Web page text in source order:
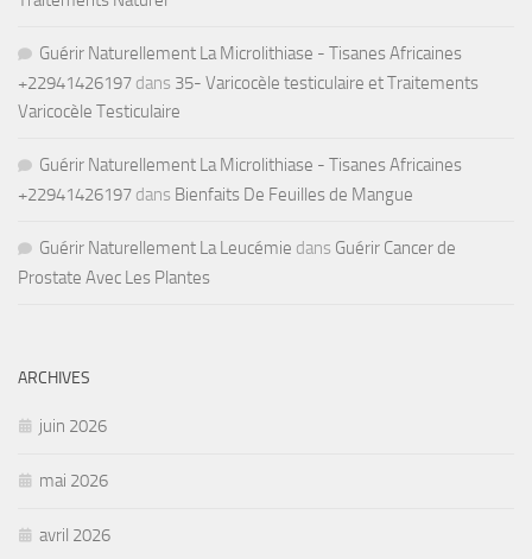
Guérir Naturellement La Microlithiase - Tisanes Africaines
+22941426197 dans 35- Varicocèle testiculaire et Traitements
Varicocèle Testiculaire
Guérir Naturellement La Microlithiase - Tisanes Africaines
+22941426197 dans Bienfaits De Feuilles de Mangue
Guérir Naturellement La Leucémie dans Guérir Cancer de
Prostate Avec Les Plantes
ARCHIVES
juin 2026
mai 2026
avril 2026